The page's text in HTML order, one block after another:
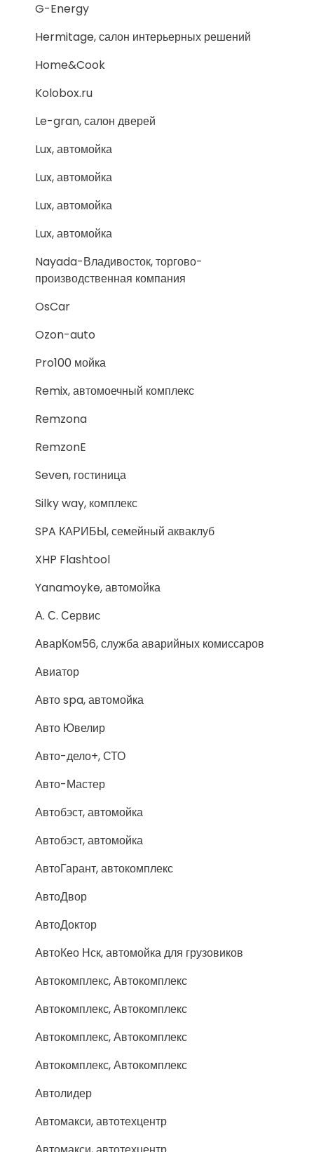
G-Energy
Hermitage, салон интерьерных решений
Home&Cook
Kolobox.ru
Le-gran, салон дверей
Lux, автомойка
Lux, автомойка
Lux, автомойка
Lux, автомойка
Nayada-Владивосток, торгово-
производственная компания
OsCar
Ozon-auto
Pro100 мойка
Remix, автомоечный комплекс
Remzona
RemzonE
Seven, гостиница
Silky way, комплекс
SPA КАРИБЫ, семейный акваклуб
XHP Flashtool
Yanamoyke, автомойка
А. С. Сервис
АварКом56, служба аварийных комиссаров
Авиатор
Авто spa, автомойка
Авто Ювелир
Авто-дело+, СТО
Авто-Мастер
Автобэст, автомойка
Автобэст, автомойка
АвтоГарант, автокомплекс
АвтоДвор
АвтоДоктор
АвтоКео Нск, автомойка для грузовиков
Автокомплекс, Автокомплекс
Автокомплекс, Автокомплекс
Автокомплекс, Автокомплекс
Автокомплекс, Автокомплекс
Автолидер
Автомакси, автотехцентр